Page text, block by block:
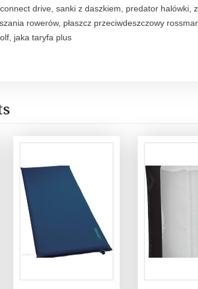
drive, sanki z daszkiem, predator halówki,
rowerów, płaszcz przeciwdeszczowy
jaka taryfa plus